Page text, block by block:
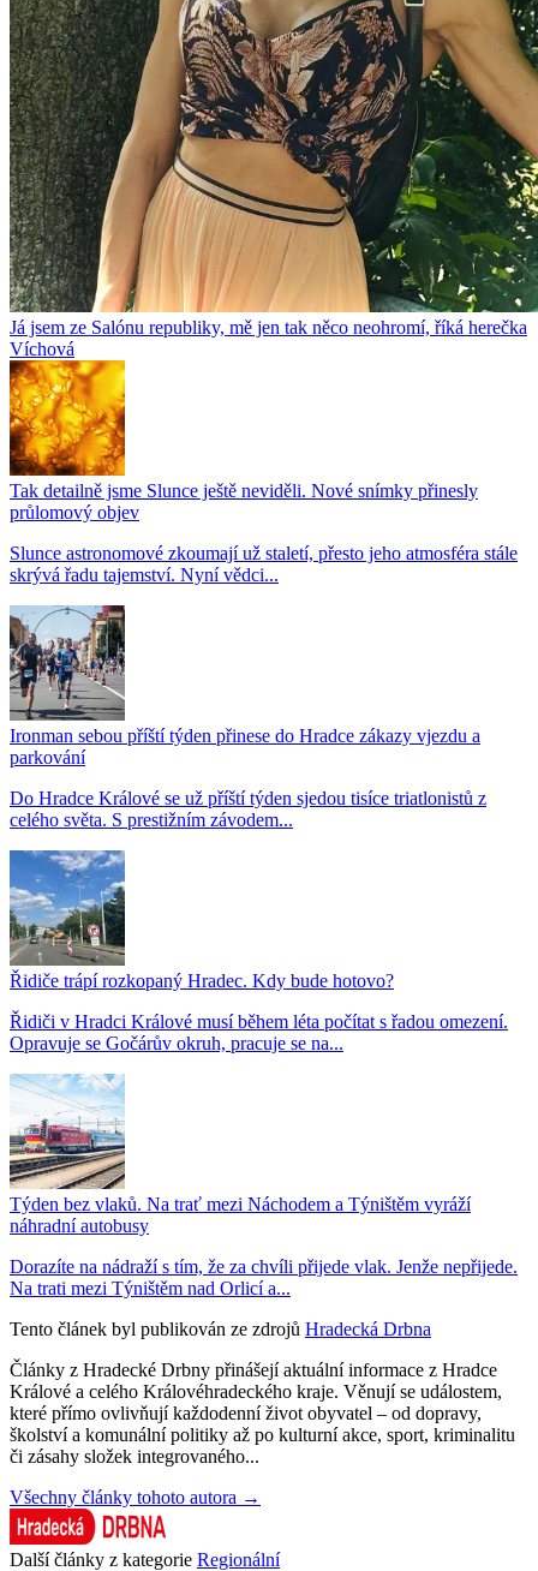
Já jsem ze Salónu republiky, mě jen tak něco neohromí, říká herečka
Víchová
Tak detailně jsme Slunce ještě neviděli. Nové snímky přinesly
průlomový objev
Slunce astronomové zkoumají už staletí, přesto jeho atmosféra stále
skrývá řadu tajemství. Nyní vědci...
Ironman sebou příští týden přinese do Hradce zákazy vjezdu a
parkování
Do Hradce Králové se už příští týden sjedou tisíce triatlonistů z
celého světa. S prestižním závodem...
Řidiče trápí rozkopaný Hradec. Kdy bude hotovo?
Řidiči v Hradci Králové musí během léta počítat s řadou omezení.
Opravuje se Gočárův okruh, pracuje se na...
Týden bez vlaků. Na trať mezi Náchodem a Týništěm vyráží
náhradní autobusy
Dorazíte na nádraží s tím, že za chvíli přijede vlak. Jenže nepřijede.
Na trati mezi Týništěm nad Orlicí a...
Tento článek byl publikován ze zdrojů Hradecká Drbna
Články z Hradecké Drbny přinášejí aktuální informace z Hradce
Králové a celého Královéhradeckého kraje. Věnují se událostem,
které přímo ovlivňují každodenní život obyvatel – od dopravy,
školství a komunální politiky až po kulturní akce, sport, kriminalitu
či zásahy složek integrovaného...
Všechny články tohoto autora →
Další články z kategorie Regionální